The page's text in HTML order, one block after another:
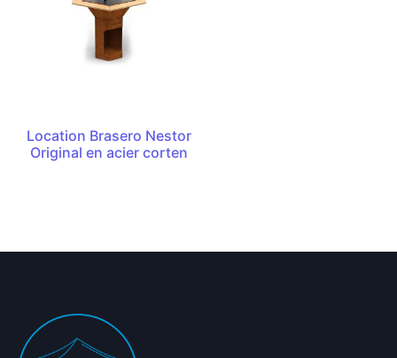
Location Brasero Nestor
Original en acier corten